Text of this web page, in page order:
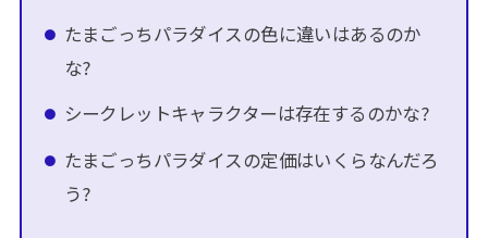
たまごっちパラダイスの色に違いはあるのか
な?
シークレットキャラクターは存在するのかな?
たまごっちパラダイスの定価はいくらなんだろ
う?